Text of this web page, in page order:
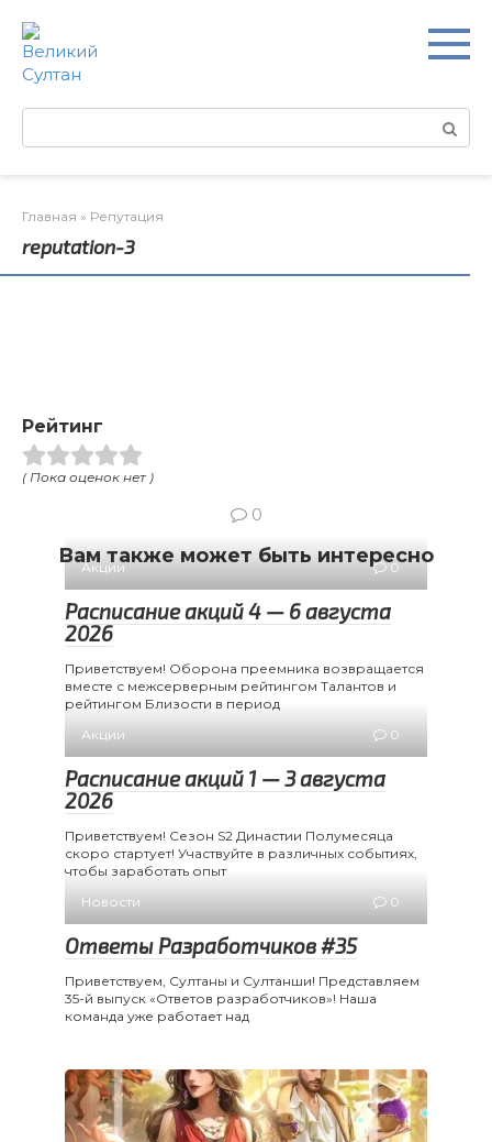
контенту
Поиск:
Главная » Репутация
reputation-3
Рейтинг
( Пока оценок нет )
0
Вам также может быть интересно
Акции 0
Расписание акций 4 — 6 августа
2026
Приветствуем! Оборона преемника возвращается
вместе с межсерверным рейтингом Талантов и
рейтингом Близости в период
Акции
0
Расписание акций 1 — 3 августа
2026
Приветствуем! Сезон S2 Династии Полумесяца
скоро стартует! Участвуйте в различных событиях,
чтобы заработать опыт
Новости
0
Ответы Разработчиков #35
Приветствуем, Султаны и Султанши! Представляем
35-й выпуск «Ответов разработчиков»! Наша
команда уже работает над